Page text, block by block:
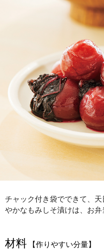
チャック付き袋でできて、
やかなもみしそ漬けは、お弁
材料
【作りやすい分量】